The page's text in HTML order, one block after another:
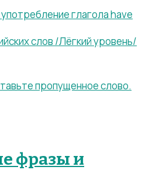
глагола have
слов /Лёгкий уровень/
пропущенное слово.
фразы и